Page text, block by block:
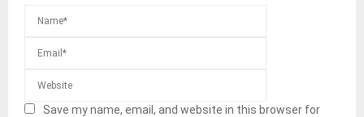
Save my name, email, and website in this browser for